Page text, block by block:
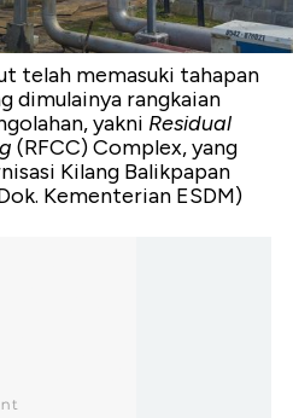
telah memasuki tahapan
dimulainya rangkaian
yakni Residual
(RFCC) Complex, yang
Kilang Balikpapan
Kementerian ESDM)